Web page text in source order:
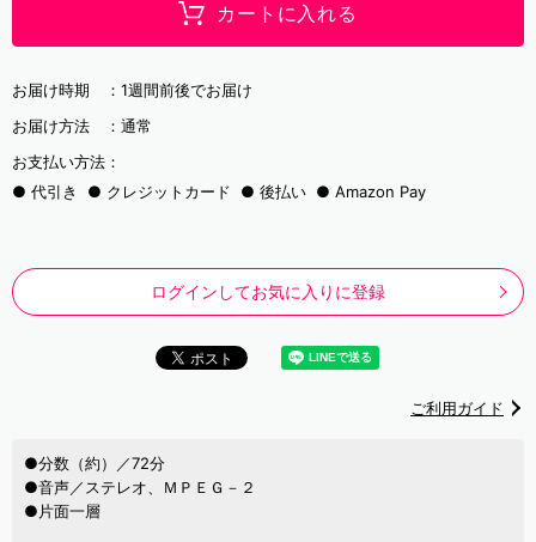
カートに入れる
お届け時期 ： 1週間前後でお届け
お届け方法 ： 通常
お支払い方法：
代引き
クレジットカード 後払い Amazon Pay
ログインしてお気に入りに登録
ご利用ガイド
●分数（約）／72分
●音声／ステレオ、ＭＰＥＧ－２
●片面一層